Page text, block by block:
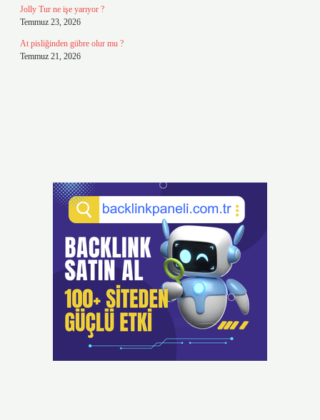
Jolly Tur ne işe yarıyor ?
Temmuz 23, 2026
At pisliğinden gübre olur mu ?
Temmuz 21, 2026